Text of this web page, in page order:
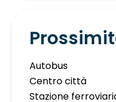
Autobus
Centro città
Stazione